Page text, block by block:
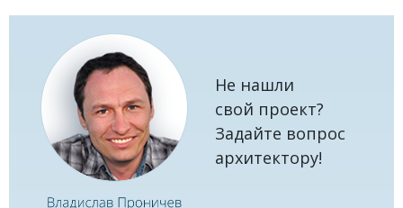
Не нашли
свой проект?
Задайте вопрос
архитектору!